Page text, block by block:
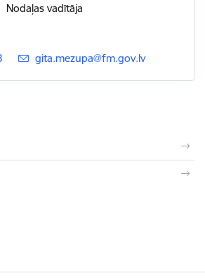
Nodaļas vadītāja
E-pasts:
gita.mezupa@fm.gov.lv